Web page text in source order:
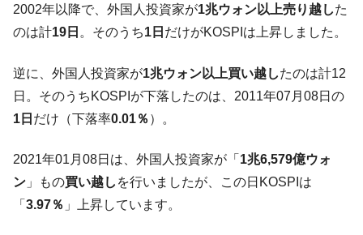
発。
韓国政府「ニセＫ-ブランドを通報しようキ
『Money1』
韓国「橋が落ちました」⇒ 耐久性「なさす
ぎ」では。
営業利益80.2％も減少
『Money1』
米国下院「韓国の公務員個人をターゲット
にぶん殴る法案」提出！⇒ クーパン問題は合衆国企業に対
する差別。許してはおかぬ
2002年以降で、外国人投資家が1兆ウォン以上売り越した
のは計19日 。そのうち1日 だけがKOSPIは上昇しました。
逆に、外国人投資家が1兆ウォン以上買い越したのは計12
日。そのうちKOSPIが下落したのは、2011年07月08日の
1日 だけ（下落率0.01％ ）。
2021年01月08日は、外国人投資家が「 1兆6,579億ウォ
ン 」もの買い越し を行いましたが、この日KOSPIは
「 3.97％ 」上昇しています。